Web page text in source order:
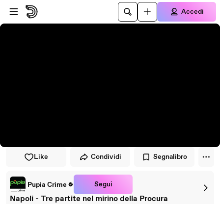
Vai al lettore
Passa al contenuto principale
Accedi
Like Condividi Segnalibro
Pupia Crime Segui
Napoli - Tre partite nel mirino della Procura